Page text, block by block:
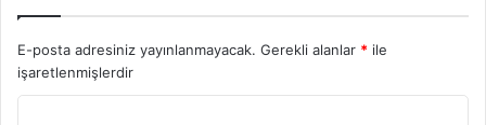
E-posta adresiniz yayınlanmayacak. Gerekli alanlar * ile
işaretlenmişlerdir